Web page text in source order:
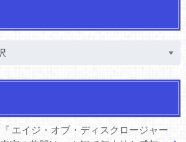
『 エイジ・オブ・ディスクロージャー